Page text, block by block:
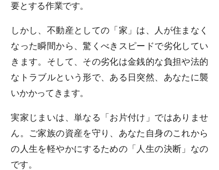
要とする作業です。
しかし、不動産としての「家」は、人が住まなく
なった瞬間から、驚くべきスピードで劣化してい
きます。そして、その劣化は金銭的な負担や法的
なトラブルという形で、ある日突然、あなたに襲
いかかってきます。
実家じまいは、単なる「お片付け」ではありませ
ん。ご家族の資産を守り、あなた自身のこれから
の人生を軽やかにするための「人生の決断」なの
です。